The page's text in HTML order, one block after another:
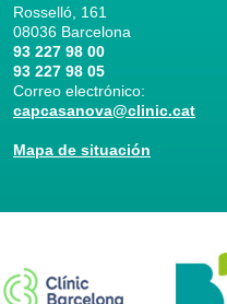
Rosselló, 161
08036 Barcelona
93 227 98 00
93 227 98 05
Correo electrónico:
capcasanova@clinic.cat
Mapa de situación